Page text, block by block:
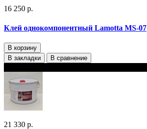
16 250 р.
Клей однокомпонентный Lamotta MS-07
В корзину
В закладки
В сравнение
21 330 р.